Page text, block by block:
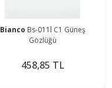
Bianco Bs-011l C1 Güneş
Gözlüğü
458,85 TL